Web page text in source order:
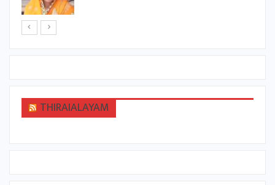
THIRAIALAYAM